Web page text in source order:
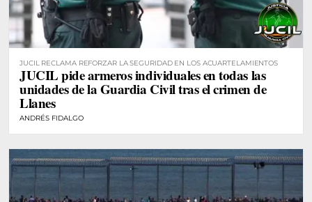
JUCIL RECLAMA REFORZAR LA SEGURIDAD EN LOS ACUARTELAMIENTOS
JUCIL pide armeros individuales en todas las
unidades de la Guardia Civil tras el crimen de
Llanes
ANDRÉS FIDALGO